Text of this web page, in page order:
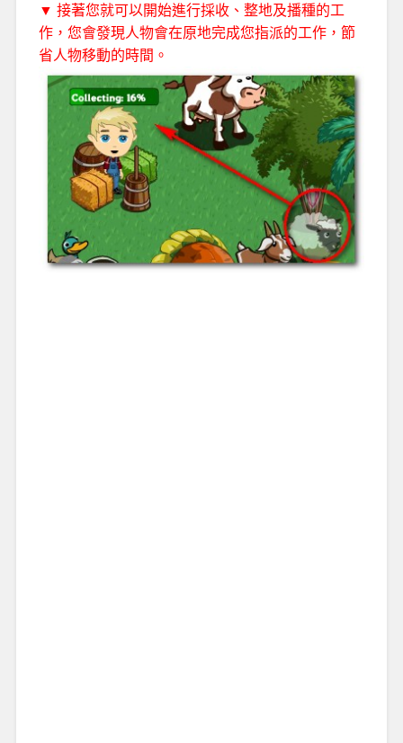
▼ 接著您就可以開始進行採收、整地及播種的工
作，您會發現人物會在原地完成您指派的工作，節
省人物移動的時間。